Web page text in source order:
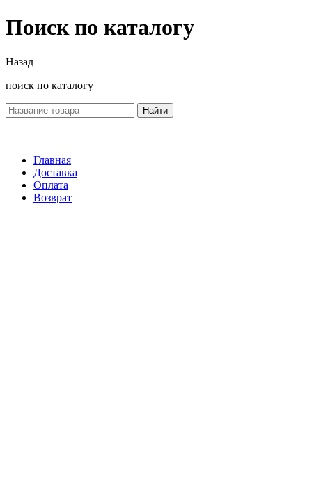
Поиск по каталогу
Назад
поиск по каталогу
Найти
Главная
Доставка
Оплата
Возврат